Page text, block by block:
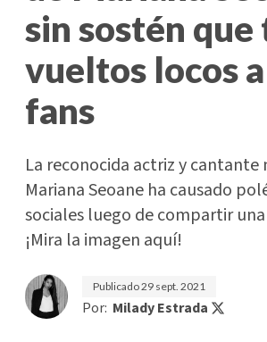
sin sostén que
vueltos locos
fans
La reconocida actriz y cantante
Mariana Seoane ha causado
sociales luego de compartir
¡Mira la imagen aquí!
Publicado29 sept. 2021
Por: Milady Estrada